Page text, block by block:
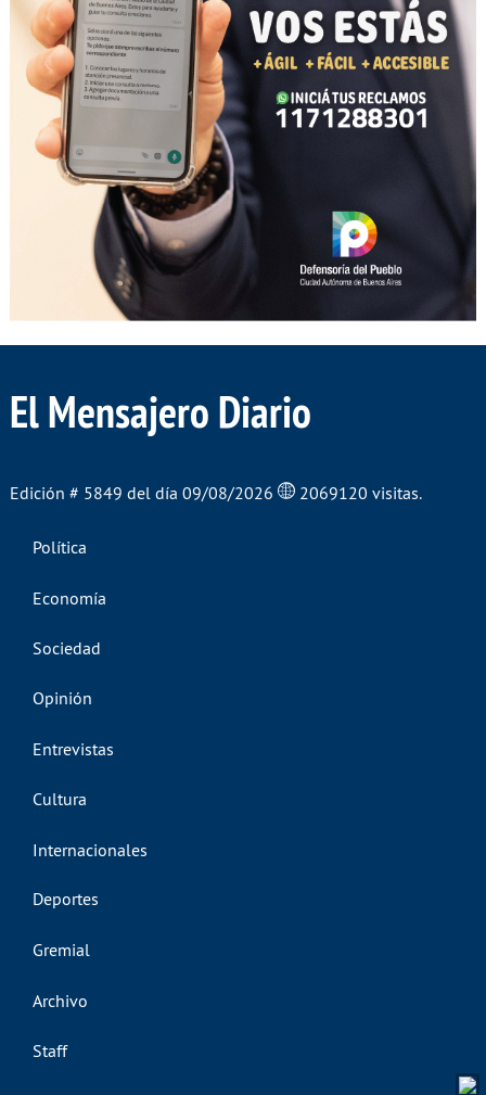
El Mensajero Diario
Edición # 5849 del día 09/08/2026 2069120 visitas.
Política
Economía
Sociedad
Opinión
Entrevistas
Cultura
Internacionales
Deportes
Gremial
Archivo
Staff